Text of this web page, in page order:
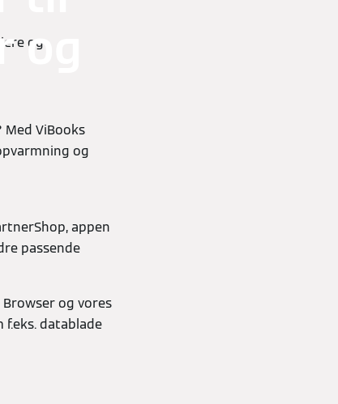
og
ViBooks
og
appen
passende
og vores
datablade